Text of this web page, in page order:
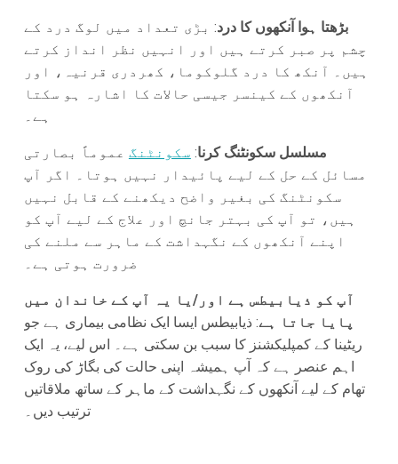
بڑھتا ہوا آنکھوں کا درد: بڑی تعداد میں لوگ درد کے
چشم پر صبر کرتے ہیں اور انہیں نظر انداز کرتے
ہیں۔ آنکھ کا درد گلوکوما، کھردری قرنیہ، اور
آنکھوں کے کینسر جیسی حالات کا اشارہ ہو سکتا
ہے۔
مسلسل سکونٹنگ کرنا: سکونٹنگ عموماً بصارتی
مسائل کے حل کے لیے پائیدار نہیں ہوتا۔ اگر آپ
سکونٹنگ کی بغیر واضح دیکھنے کے قابل نہیں
ہیں، تو آپ کی بہتر جانچ اور علاج کے لیے آپ کو
اپنے آنکھوں کے نگہداشت کے ماہر سے ملنے کی
ضرورت ہوتی ہے۔
آپ کو ذیابیطس ہے اور/یا یہ آپ کے خاندان میں
پایا جاتا ہے: ذیابیطس ایسا ایک نظامی بیماری ہے جو
ریٹینا کے کمپلیکشنز کا سبب بن سکتی ہے۔ اس لیے، یہ ایک
اہم عنصر ہے کہ آپ ہمیشہ اپنی حالت کی بگاڑ کی روک
تھام کے لیے آنکھوں کے نگہداشت کے ماہر کے ساتھ ملاقاتیں
ترتیب دیں۔